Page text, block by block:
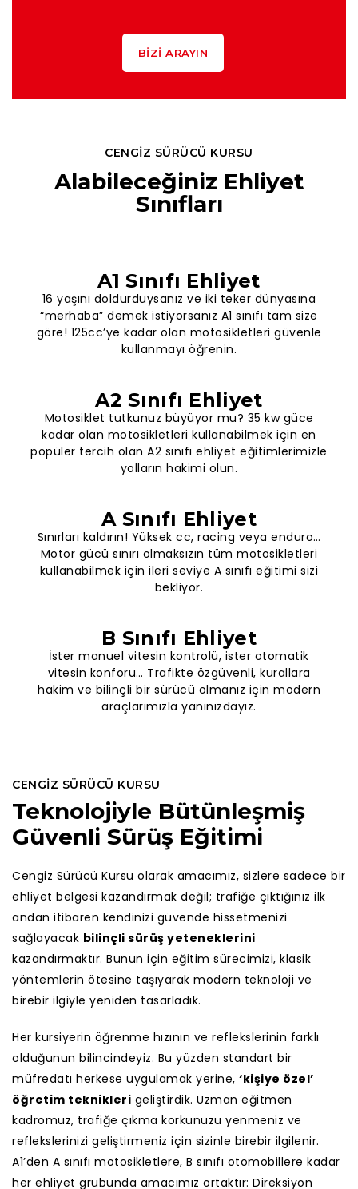
BIZI ARAYIN
CENGIZ SÜRÜCÜ KURSU
Alabileceğiniz Ehliyet
Sınıfları
A1 Sınıfı Ehliyet
16 yaşını doldurduysanız ve iki teker dünyasına
“merhaba” demek istiyorsanız A1 sınıfı tam size
göre! 125cc’ye kadar olan motosikletleri güvenle
kullanmayı öğrenin.
A2 Sınıfı Ehliyet
Motosiklet tutkunuz büyüyor mu? 35 kw güce
kadar olan motosikletleri kullanabilmek için en
popüler tercih olan A2 sınıfı ehliyet eğitimlerimizle
yolların hakimi olun.
A Sınıfı Ehliyet
Sınırları kaldırın! Yüksek cc, racing veya enduro…
Motor gücü sınırı olmaksızın tüm motosikletleri
kullanabilmek için ileri seviye A sınıfı eğitimi sizi
bekliyor.
B Sınıfı Ehliyet
İster manuel vitesin kontrolü, ister otomatik
vitesin konforu… Trafikte özgüvenli, kurallara
hakim ve bilinçli bir sürücü olmanız için modern
araçlarımızla yanınızdayız.
CENGIZ SÜRÜCÜ KURSU
Teknolojiyle Bütünleşmiş
Güvenli Sürüş Eğitimi
Cengiz Sürücü Kursu olarak amacımız, sizlere sadece bir
ehliyet belgesi kazandırmak değil; trafiğe çıktığınız ilk
andan itibaren kendinizi güvende hissetmenizi
sağlayacak bilinçli sürüş yeteneklerini
kazandırmaktır. Bunun için eğitim sürecimizi, klasik
yöntemlerin ötesine taşıyarak modern teknoloji ve
birebir ilgiyle yeniden tasarladık.
Her kursiyerin öğrenme hızının ve reflekslerinin farklı
olduğunun bilincindeyiz. Bu yüzden standart bir
müfredatı herkese uygulamak yerine, ‘kişiye özel’
öğretim teknikleri geliştirdik. Uzman eğitmen
kadromuz, trafiğe çıkma korkunuzu yenmeniz ve
reflekslerinizi geliştirmeniz için sizinle birebir ilgilenir.
A1’den A sınıfı motosikletlere, B sınıfı otomobillere kadar
her ehliyet grubunda amacımız ortaktır: Direksiyon